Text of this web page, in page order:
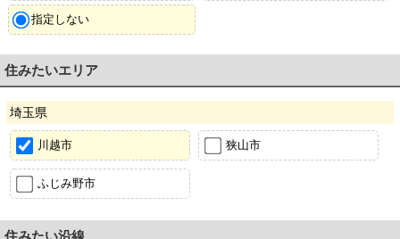
指定しない
住みたいエリア
埼玉県
川越市 狭山市
ふじみ野市